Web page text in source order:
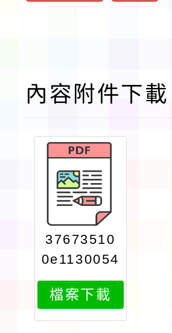
內容附件下載
37673510
0e1130054
615attach
1
檔案下載